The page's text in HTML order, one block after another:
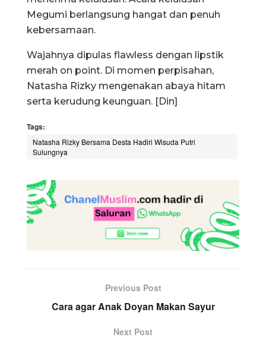
Megumi berlangsung hangat dan penuh
kebersamaan.
Wajahnya dipulas flawless dengan lipstik
merah on point. Di momen perpisahan,
Natasha Rizky mengenakan abaya hitam
serta kerudung keunguan. [Din]
Tags:
Natasha Rizky Bersama Desta Hadiri Wisuda Putri
Sulungnya
Previous Post
Cara agar Anak Doyan Makan Sayur
Next Post